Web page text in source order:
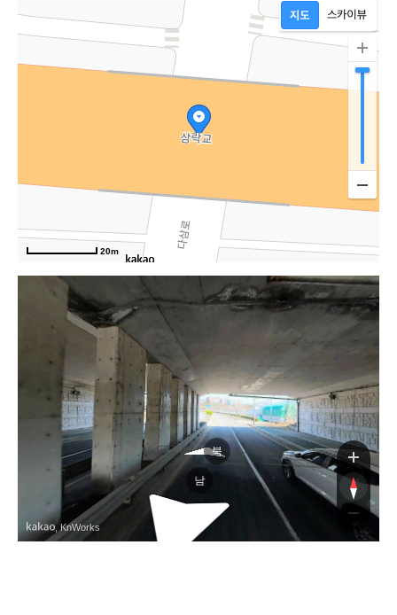
20m
다삼로
다삼로
북
남
, KnWorks